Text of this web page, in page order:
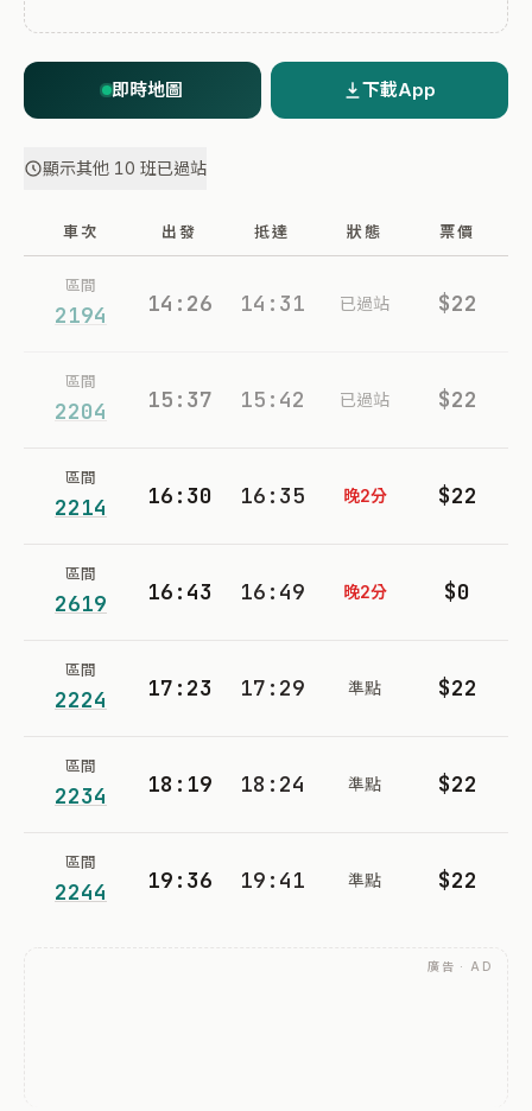
即時地圖 下載App
顯示其他 10 班已過站
車次 出發 抵達 狀態 票價
區間
2194 14:26 14:31 已過站 $22
區間
2204 15:37 15:42 已過站 $22
區間
2214 16:30 16:35 晚2分 $22
區間
2619 16:43 16:49 晚2分 $0
區間
2224 17:23 17:29 準點 $22
區間
2234 18:19 18:24 準點 $22
區間
2244 19:36 19:41 準點 $22
廣告 · AD